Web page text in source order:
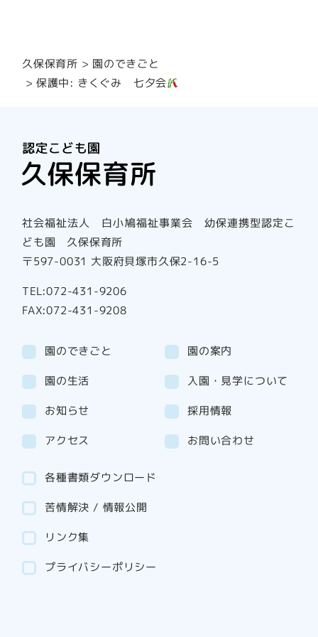
久保保育所 園のできごと
保護中: きくぐみ 七夕会
社会福祉法人 白小鳩福祉事業会 幼保連携型認定こ
ども園 久保保育所
〒597-0031 大阪府貝塚市久保2-16-5
TEL:072-431-9206
FAX:072-431-9208
園のできごと 園の案内
園の生活 入園・見学について
お知らせ
採用情報
アクセス
お問い合わせ
各種書類ダウンロード
苦情解決 / 情報公開
リンク集
プライバシーポリシー